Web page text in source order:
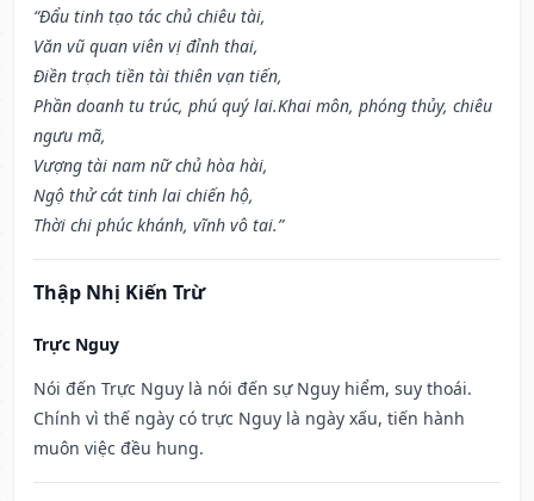
“Đẩu tinh tạo tác chủ chiêu tài,
Văn vũ quan viên vị đỉnh thai,
Điền trạch tiền tài thiên vạn tiến,
Phần doanh tu trúc, phú quý lai.Khai môn, phóng thủy, chiêu
ngưu mã,
Vượng tài nam nữ chủ hòa hài,
Ngộ thử cát tinh lai chiến hộ,
Thời chi phúc khánh, vĩnh vô tai.”
Thập Nhị Kiến Trừ
Trực Nguy
Nói đến Trực Nguy là nói đến sự Nguy hiểm, suy thoái.
Chính vì thế ngày có trực Nguy là ngày xấu, tiến hành
muôn việc đều hung.